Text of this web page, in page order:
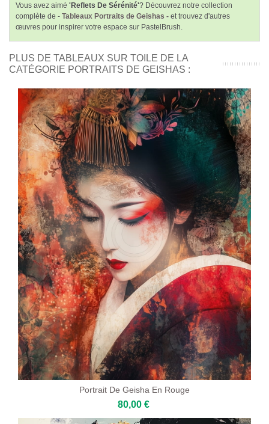
Vous avez aimé 'Reflets De Sérénité'? Découvrez notre collection
complète de - Tableaux Portraits de Geishas - et trouvez d'autres
œuvres pour inspirer votre espace sur PastelBrush.
PLUS DE TABLEAUX SUR TOILE DE LA
CATÉGORIE PORTRAITS DE GEISHAS :
Portrait De Geisha En Rouge
80,00 €